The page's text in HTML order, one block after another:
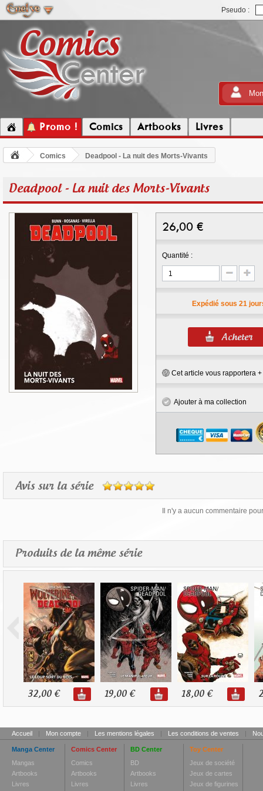
Pseudo :
Promo ! Comics Artbooks Livres
Comics Deadpool - La nuit des Morts-Vivants
Deadpool - La nuit des Morts-Vivants
26,00 €
Quantité :
Expédié sous 21
Cet article vous rapportera +
Ajouter à ma collection
Avis sur la série
Il n'y a aucun commentaire
Produits de la même série
32,00 € 19,00 € 18,00 €
Accueil | Mon compte | Les mentions légales | Les conditions de ventes |
Manga Center
Mangas
Artbooks
Livres
Comics Center
Comics
Artbooks
Livres
BD Center
BD
Artbooks
Livres
Toy Center
Jeux de société
Jeux de cartes
Jeux de figurines